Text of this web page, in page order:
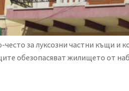
за луксозни частни къщи и
обезопасяват жилището от